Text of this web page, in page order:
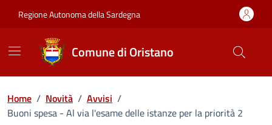
Regione Autonoma della Sardegna
Comune di Oristano
Home / Novità / Avvisi /
Buoni spesa - Al via l'esame delle istanze per la priorità 2